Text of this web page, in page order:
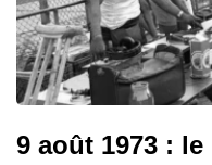
9 août 1973 :